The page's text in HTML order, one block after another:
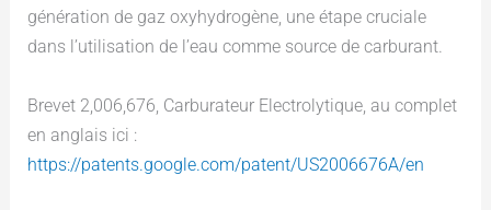
génération de gaz oxyhydrogène, une étape cruciale
dans l’utilisation de l’eau comme source de carburant.
Brevet 2,006,676, Carburateur Electrolytique, au complet
en anglais ici :
https://patents.google.com/patent/US2006676A/en